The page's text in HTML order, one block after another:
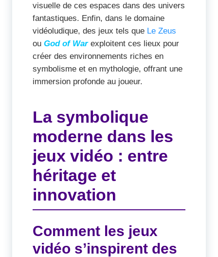
visuelle de ces espaces dans des univers
fantastiques. Enfin, dans le domaine
vidéoludique, des jeux tels que Le Zeus
ou God of Warexploitent ces lieux pour
créer des environnements riches en
symbolisme et en mythologie, offrant une
immersion profonde au joueur.
La symbolique
moderne dans les
jeux vidéo : entre
héritage et
innovation
Comment les jeux
vidéo s’inspirent des